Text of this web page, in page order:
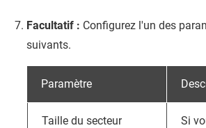
Facultatif : Configurez l'un des
suivants.
Paramètre
Taille du secteur
Si